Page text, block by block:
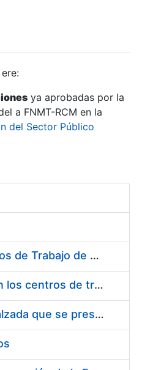
ya aprobadas por la
a FNMT-RCM en la
del Sector Público
Suministro de Protectores Auditivos a medida para las personas trabajadoras de los Centros de Trabajo de Madrid y Burgos
Suministro de gafas graduadas antiproyecciones para los trabajadores de la FNMT-RCM en los centros de trabajo de Madrid y Burgos
Servicios de una empresa externa para el asesoramiento y resolución de los recursos de alzada que se presentan relacionados con procesos de selección para la FNMT-RCM